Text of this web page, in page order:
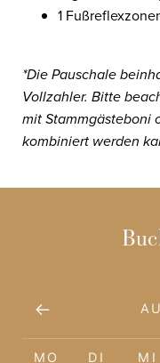
1
*Die Pauschale
Vollzahler. Bitte
mit Stammgästeboni
kombiniert werden
MO DI MI